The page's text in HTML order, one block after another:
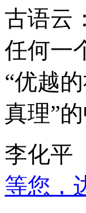
古语云
任何一
“优越
真理”
李化平
等您，